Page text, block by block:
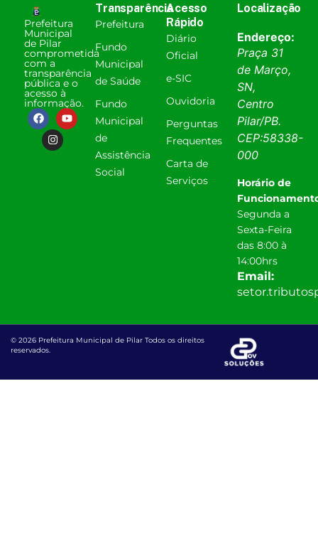
Prefeitura
Municipal
de Pilar
comprometida
com a
transparência
pública e o
acesso à
informação.
Transparência
Prefeitura
Fundo
Municipal
de Saúde
Fundo
Municipal
de
Assistência
Social
Acesso
Rápido
Diário
Oficial
e-SIC
Ouvidoria
Perguntas
Frequentes
Carta de
Serviços
Localização
Endereço:
Praça 31
de Março,
SN,
Centro
Pilar/PB.
CEP:58338-
000
Horário de
Segunda a
Sexta-Feira
das 8:00 à
14:00hrs
Email:
© 2026 Prefeitura Municipal de Pilar Todos os direitos
reservados.